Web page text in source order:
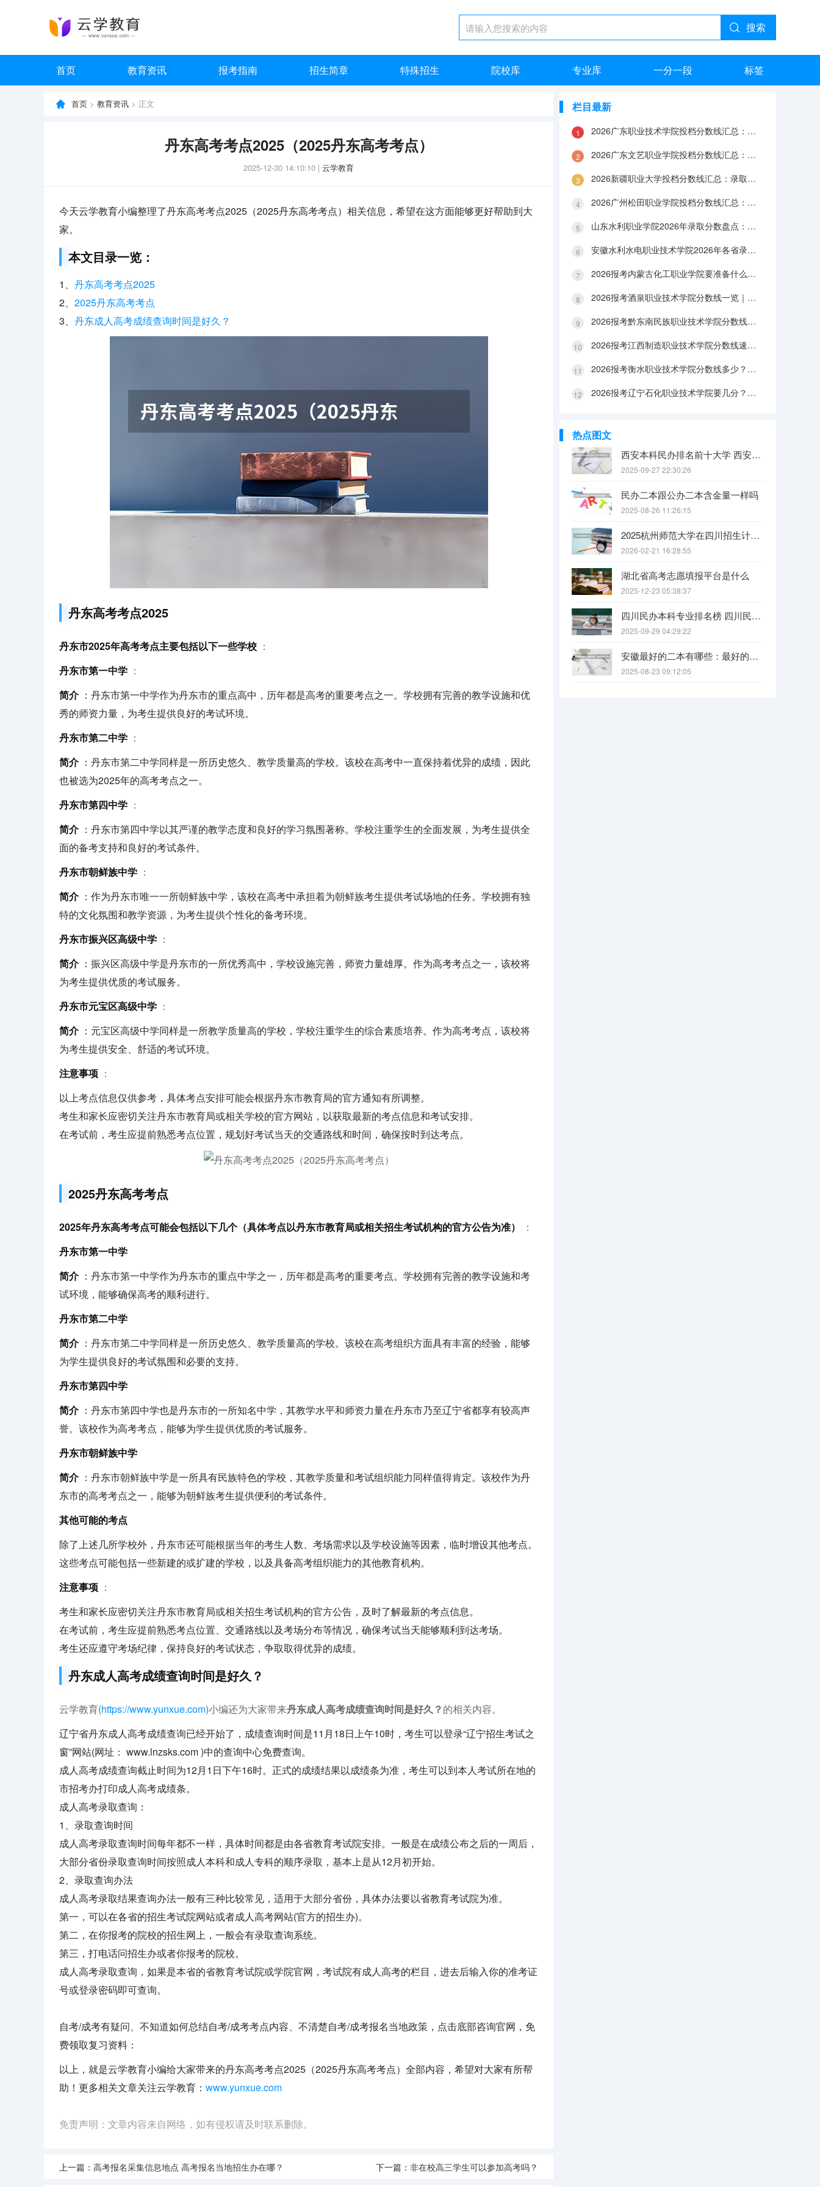
搜索
首页 教育资讯 报考指南 招生简章 特殊招生 院校库 专业库 一分一段 标签
首页 > 教育资讯 > 正文
丹东高考考点2025（2025丹东高考考点）
2025-12-30 14:10:10 | 云学教育
今天云学教育小编整理了丹东高考考点2025（2025丹东高考考点）相关信息，希望在这方面能够更好帮助到大
家。
本文目录一览：
1、 丹东高考考点2025
2、 2025丹东高考考点
3、 丹东成人高考成绩查询时间是好久？
丹东高考考点2025
丹东市2025年高考考点主要包括以下一些学校 ：
丹东市第一中学 ：
简介 ：丹东市第一中学作为丹东市的重点高中，历年都是高考的重要考点之一。学校拥有完善的教学设施和优
秀的师资力量，为考生提供良好的考试环境。
丹东市第二中学 ：
简介 ：丹东市第二中学同样是一所历史悠久、教学质量高的学校。该校在高考中一直保持着优异的成绩，因此
也被选为2025年的高考考点之一。
丹东市第四中学 ：
简介 ：丹东市第四中学以其严谨的教学态度和良好的学习氛围著称。学校注重学生的全面发展，为考生提供全
面的备考支持和良好的考试条件。
丹东市朝鲜族中学 ：
简介 ：作为丹东市唯一一所朝鲜族中学，该校在高考中承担着为朝鲜族考生提供考试场地的任务。学校拥有独
特的文化氛围和教学资源，为考生提供个性化的备考环境。
丹东市振兴区高级中学 ：
简介 ：振兴区高级中学是丹东市的一所优秀高中，学校设施完善，师资力量雄厚。作为高考考点之一，该校将
为考生提供优质的考试服务。
丹东市元宝区高级中学 ：
简介 ：元宝区高级中学同样是一所教学质量高的学校，学校注重学生的综合素质培养。作为高考考点，该校将
为考生提供安全、舒适的考试环境。
注意事项 ：
以上考点信息仅供参考，具体考点安排可能会根据丹东市教育局的官方通知有所调整。
考生和家长应密切关注丹东市教育局或相关学校的官方网站，以获取最新的考点信息和考试安排。
在考试前，考生应提前熟悉考点位置，规划好考试当天的交通路线和时间，确保按时到达考点。
2025丹东高考考点
2025年丹东高考考点可能会包括以下几个（具体考点以丹东市教育局或相关招生考试机构的官方公告为准）
：
丹东市第一中学
简介 ：丹东市第一中学作为丹东市的重点中学之一，历年都是高考的重要考点。学校拥有完善的教学设施和考
试环境，能够确保高考的顺利进行。
丹东市第二中学
简介 ：丹东市第二中学同样是一所历史悠久、教学质量高的学校。该校在高考组织方面具有丰富的经验，能够
为学生提供良好的考试氛围和必要的支持。
丹东市第四中学
简介 ：丹东市第四中学也是丹东市的一所知名中学，其教学水平和师资力量在丹东市乃至辽宁省都享有较高声
誉。该校作为高考考点，能够为学生提供优质的考试服务。
丹东市朝鲜族中学
简介 ：丹东市朝鲜族中学是一所具有民族特色的学校，其教学质量和考试组织能力同样值得肯定。该校作为丹
东市的高考考点之一，能够为朝鲜族考生提供便利的考试条件。
其他可能的考点
除了上述几所学校外，丹东市还可能根据当年的考生人数、考场需求以及学校设施等因素，临时增设其他考点。
这些考点可能包括一些新建的或扩建的学校，以及具备高考组织能力的其他教育机构。
注意事项 ：
考生和家长应密切关注丹东市教育局或相关招生考试机构的官方公告，及时了解最新的考点信息。
在考试前，考生应提前熟悉考点位置、交通路线以及考场分布等情况，确保考试当天能够顺利到达考场。
考生还应遵守考场纪律，保持良好的考试状态，争取取得优异的成绩。
丹东成人高考成绩查询时间是好久？
云学教育(https://www.yunxue.com)小编还为大家带来丹东成人高考成绩查询时间是好久？的相关内容。
辽宁省丹东成人高考成绩查询已经开始了，成绩查询时间是11月18日上午10时，考生可以登录“辽宁招生考试之
窗”网站(网址： www.lnzsks.com )中的查询中心免费查询。
成人高考成绩查询截止时间为12月1日下午16时。正式的成绩结果以成绩条为准，考生可以到本人考试所在地的
市招考办打印成人高考成绩条。
成人高考录取查询：
1、录取查询时间
成人高考录取查询时间每年都不一样，具体时间都是由各省教育考试院安排。一般是在成绩公布之后的一周后，
大部分省份录取查询时间按照成人本科和成人专科的顺序录取，基本上是从12月初开始。
2、录取查询办法
成人高考录取结果查询办法一般有三种比较常见，适用于大部分省份，具体办法要以省教育考试院为准。
第一，可以在各省的招生考试院网站或者成人高考网站(官方的招生办)。
第二，在你报考的院校的招生网上，一般会有录取查询系统。
第三，打电话问招生办或者你报考的院校。
成人高考录取查询，如果是本省的省教育考试院或学院官网，考试院有成人高考的栏目，进去后输入你的准考证
号或登录密码即可查询。
自考/成考有疑问、不知道如何总结自考/成考考点内容、不清楚自考/成考报名当地政策，点击底部咨询官网，免
费领取复习资料：
以上，就是云学教育小编给大家带来的丹东高考考点2025（2025丹东高考考点）全部内容，希望对大家有所帮
助！更多相关文章关注云学教育： www.yunxue.com
免责声明：文章内容来自网络，如有侵权请及时联系删除。
上一篇： 高考报名采集信息地点 高考报名当地招生办在哪？ 下一篇： 非在校高三学生可以参加高考吗？
栏目最新
2026广东职业技术学院投档分数线汇总：录取分数、报到与就业数据
2026广东文艺职业学院投档分数线汇总：录取分数、报到与就业数据
2026新疆职业大学投档分数线汇总：录取分数、报到与就业数据
2026广州松田职业学院投档分数线汇总：录取分数、报到与就业数据
山东水利职业学院2026年录取分数盘点：宿舍、费用、就业与FAQ
安徽水利水电职业技术学院2026年各省录取分数：报到手续、费用与就业数据
2026报考内蒙古化工职业学院要准备什么？分数线与入学全攻略
2026报考酒泉职业技术学院分数线一览｜手续办理与FAQ解答
2026报考黔东南民族职业技术学院分数线参考｜生活条件与入学流程
2026报考江西制造职业技术学院分数线速查｜生活成本与FAQ解答
2026报考衡水职业技术学院分数线多少？附报到流程与生活指南
2026报考辽宁石化职业技术学院要几分？分数线与生活成本详解
热点图文
西安本科民办排名前十大学 西安民办本科院校排名
2025-09-27 22:30:26
民办二本跟公办二本含金量一样吗
2025-08-26 11:26:15
2025杭州师范大学在四川招生计划是什么（2026参考）
2026-02-21 16:28:55
湖北省高考志愿填报平台是什么
2025-12-23 05:38:37
四川民办本科专业排名榜 四川民办本科院校排名
2025-09-29 04:29:22
安徽最好的二本有哪些：最好的民办本科，最好的公办二本大学
2025-08-23 09:12:05